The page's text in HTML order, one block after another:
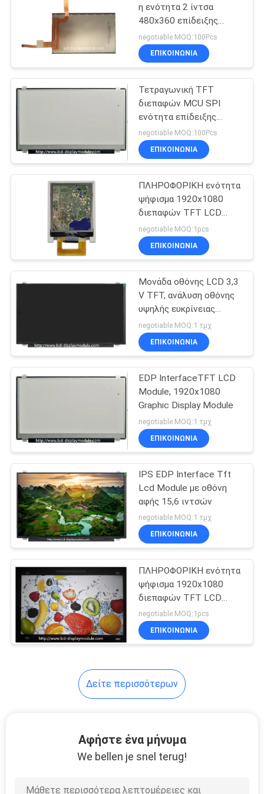
οθόνη LCD
tft όργανο ελέγχου
LCD
LCD οθόνη πίνακα
20
Οθόνη LCD αφής
11
επιτροπή αφής
αντίστασης
χωρητική επιτροπή
η ενότητα 2 ίντσα
480x360 επίδειξης
κατεύθυνσης TFT LCD
εξέτασης
negotiable MOQ:100Pcs
ΕΠΙΚΟΙΝΩΝΊΑ
Τετραγωνική TFT
διεπαφών MCU SPI
ενότητα επίδειξης
ΔΙΕΘΝΏΝ
ΕΙΔΗΣΕΟΓΡΑΦΙΚΏΝ
ΠΡΑΚΤΟΡΕΊΩΝ για το
negotiable MOQ:100Pcs
ΕΠΙΚΟΙΝΩΝΊΑ
ΠΛΗΡΟΦΟΡΙΚΗ ενότητα
ψήφισμα 1920x1080
διεπαφών TFT LCD
ΔΙΕΘΝΏΝ
ΕΙΔΗΣΕΟΓΡΑΦΙΚΏΝ
ΠΡΑΚΤΟΡΕΊΩΝ 15,6
negotiable MOQ:1pcs
ΕΠΙΚΟΙΝΩΝΊΑ
Μονάδα οθόνης LCD 3,3
V TFT, ανάλυση οθόνης
υψηλής ευκρίνειας
μετάδοσης 1920 X 1080
negotiable MOQ:1 τμχ
ΕΠΙΚΟΙΝΩΝΊΑ
EDP ​​InterfaceTFT LCD
Module, 1920x1080
Graphic Display Module
negotiable MOQ:1 τμχ
ΕΠΙΚΟΙΝΩΝΊΑ
IPS EDP Interface Tft
Lcd Module με οθόνη
αφής 15,6 ιντσών
negotiable MOQ:1 τμχ
ΕΠΙΚΟΙΝΩΝΊΑ
ΠΛΗΡΟΦΟΡΙΚΗ ενότητα
ψήφισμα 1920x1080
διεπαφών TFT LCD
ΔΙΕΘΝΏΝ
ΕΙΔΗΣΕΟΓΡΑΦΙΚΏΝ
ΠΡΑΚΤΟΡΕΊΩΝ 15,6
negotiable MOQ:1pcs
ΕΠΙΚΟΙΝΩΝΊΑ
Δείτε περισσότερων
Αφήστε ένα μήνυμα
We bellen je snel terug!